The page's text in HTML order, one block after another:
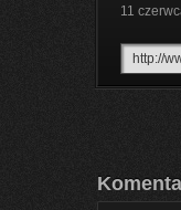
11